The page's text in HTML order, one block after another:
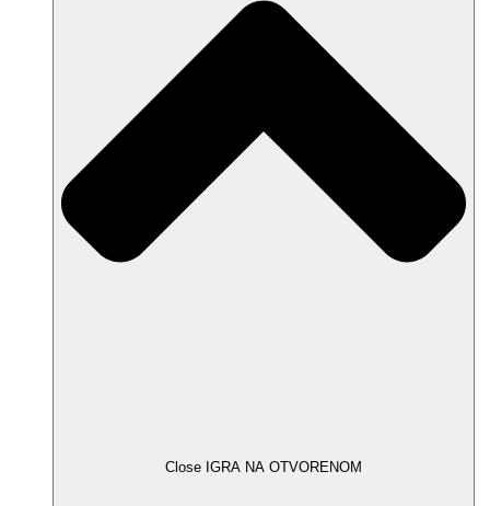
Close IGRA NA OTVORENOM